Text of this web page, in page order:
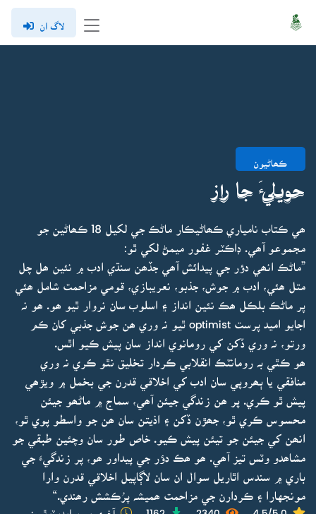
لاگ ان
ڪھاڻيون
حويليءَ جا راز
ھي ڪتاب نامياري ڪھاڻيڪار ماڻڪ جي لکيل 18 ڪھاڻين جو
مجموعو آھي. ڊاڪٽر غفور ميمڻ لکي ٿو:
”ماڻڪ انھي دؤر جي پيدائش آھي جڏھن سنڌي ادب ۾ نئين ھل چل
متل ھئي، ادب ۾ جوش، جذبو، نعريبازي، قومي مزاحمت شامل ھئي
پر ماڻڪ بلڪل ھڪ نئين انداز ۽ اسلوب سان نروار ٿيو ھو. ھو نہ
اجايو اميد پرست optimist ٿيو نہ وري ھن جوش جذبي کان ڪم
ورتو، نہ وري ڏکن کي رومانوي انداز سان پيش ڪيو اٿس.
ھو ڪٿي بہ رومانٽڪ انقلابي ڪردار تخليق نٿو ڪري نہ وري
منافقي يا ٻھروپي سان ادب کي اخلاقي قدرن جي بخمل ۾ ويڙھي
پيش ٿو ڪري. پر ھن زندگي جيئن آھي، سماج ۾ ماڻھو جيئن
محسوس ڪري ٿو، جھڙن ڏکن ۽ اذيتن سان ھن جو واسطو پوي ٿو،
انھن کي جيئن جو تيئن پيش ڪيو. خاص طور سان وچئين طبقي جو
مشاھدو وٽس تيز آھي. ھو ھڪ دؤر جي پيداور ھو، پر زندگيءَ جي
باري ۾ سندس اٿاريل سوال ان سان لاڳاپيل اخلاقي قدرن وارا
مونجهارا ۽ ڪردارن جي مزاحمت ھميشہ پرُڪشش رھندي.“
4.5/5.0
2340
1162 آخري ڀيرو اپڊيٽ ٿيو: